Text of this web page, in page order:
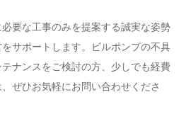
要な工事のみを提案する誠実な姿勢
サポートします。ビルポンプの不具
ナンスをご検討の方、少しでも経費
ぜひお気軽にお問い合わせくださ